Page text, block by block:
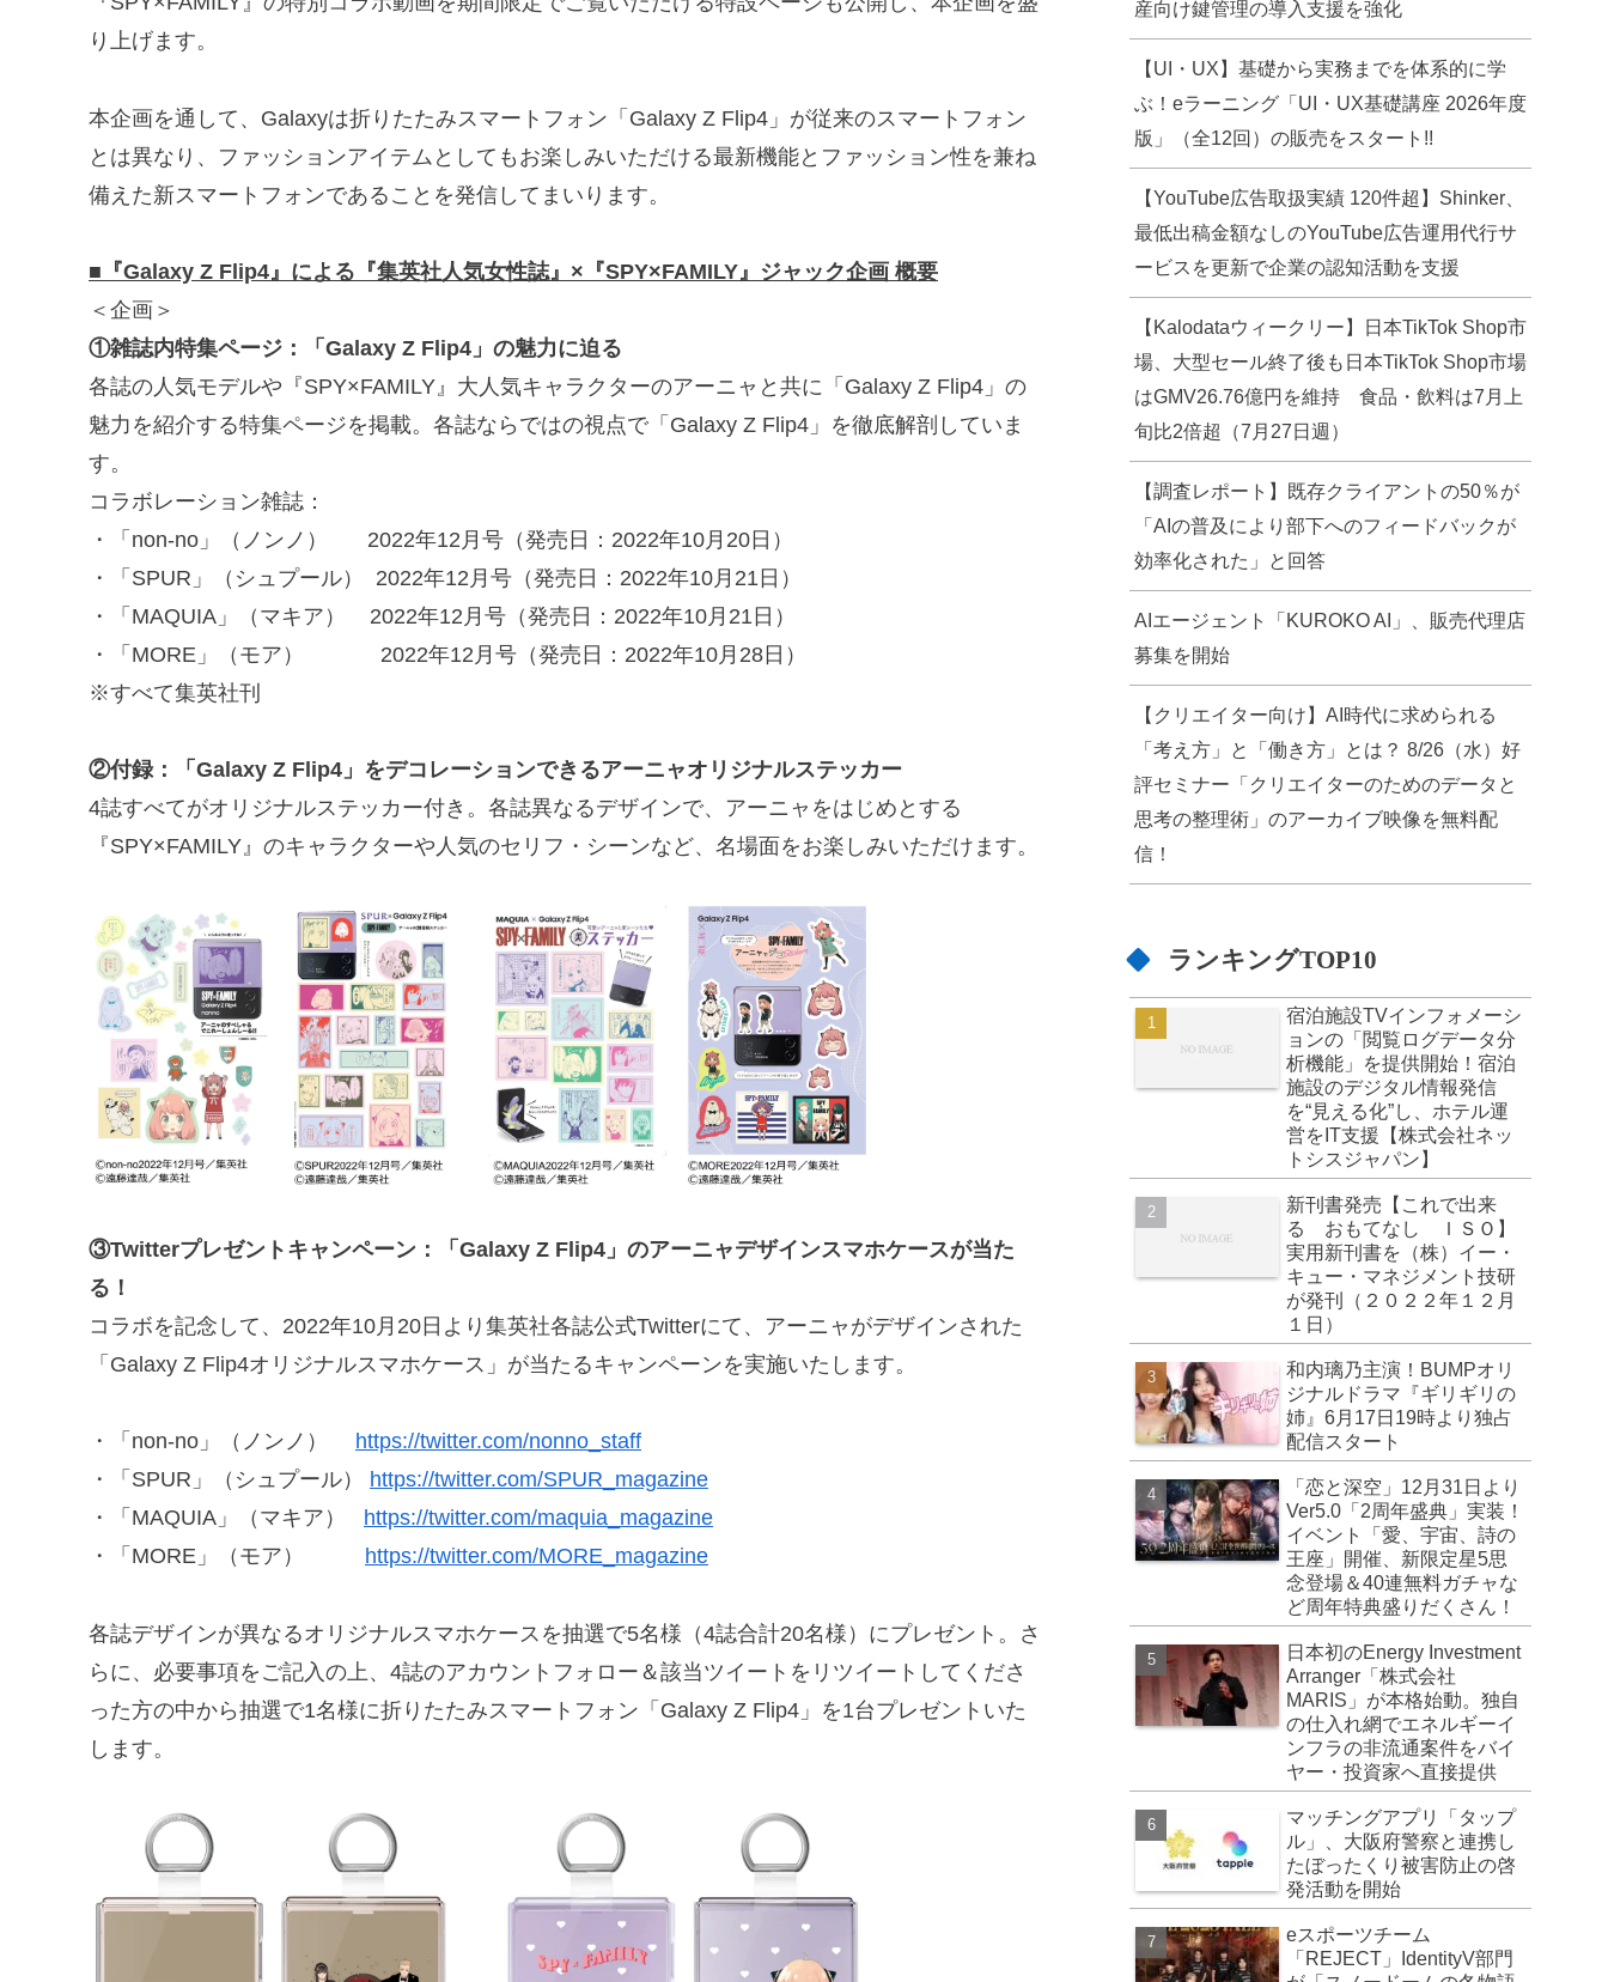
り上げます。
本企画を通して、Galaxyは折りたたみスマートフォン「Galaxy Z Flip4」が従来のスマートフォン
とは異なり、ファッションアイテムとしてもお楽しみいただける最新機能とファッション性を兼ね
備えた新スマートフォンであることを発信してまいります。
■『Galaxy Z Flip4』による『集英社人気女性誌』×『SPY×FAMILY』ジャック企画 概要
＜企画＞
①雑誌内特集ページ：「Galaxy Z Flip4」の魅力に迫る
各誌の人気モデルや『SPY×FAMILY』大人気キャラクターのアーニャと共に「Galaxy Z Flip4」の
魅力を紹介する特集ページを掲載。各誌ならではの視点で「Galaxy Z Flip4」を徹底解剖していま
す。
コラボレーション雑誌：
・「non-no」（ノンノ） 2022年12月号（発売日：2022年10月20日）
・「SPUR」（シュプール） 2022年12月号（発売日：2022年10月21日）
・「MAQUIA」（マキア） 2022年12月号（発売日：2022年10月21日）
・「MORE」（モア） 2022年12月号（発売日：2022年10月28日）
※すべて集英社刊
②付録：「Galaxy Z Flip4」をデコレーションできるアーニャオリジナルステッカー
4誌すべてがオリジナルステッカー付き。各誌異なるデザインで、アーニャをはじめとする
『SPY×FAMILY』のキャラクターや人気のセリフ・シーンなど、名場面をお楽しみいただけます。
③Twitterプレゼントキャンペーン：「Galaxy Z Flip4」のアーニャデザインスマホケースが当た
る！
コラボを記念して、2022年10月20日より集英社各誌公式Twitterにて、アーニャがデザインされた
「Galaxy Z Flip4オリジナルスマホケース」が当たるキャンペーンを実施いたします。
・「non-no」（ノンノ） https://twitter.com/nonno_staff
・「SPUR」（シュプール） https://twitter.com/SPUR_magazine
・「MAQUIA」（マキア） https://twitter.com/maquia_magazine
・「MORE」（モア） https://twitter.com/MORE_magazine
各誌デザインが異なるオリジナルスマホケースを抽選で5名様（4誌合計20名様）にプレゼント。さ
らに、必要事項をご記入の上、4誌のアカウントフォロー＆該当ツイートをリツイートしてくださ
った方の中から抽選で1名様に折りたたみスマートフォン「Galaxy Z Flip4」を1台プレゼントいた
します。
産向け鍵管理の導入支援を強化
【UI・UX】基礎から実務までを体系的に学
ぶ！eラーニング「UI・UX基礎講座 2026年度
版」（全12回）の販売をスタート!!
【YouTube広告取扱実績 120件超】Shinker、
最低出稿金額なしのYouTube広告運用代行サ
ービスを更新で企業の認知活動を支援
【Kalodataウィークリー】日本TikTok Shop市
場、大型セール終了後も日本TikTok Shop市場
はGMV26.76億円を維持 食品・飲料は7月上
旬比2倍超（7月27日週）
【調査レポート】既存クライアントの50％が
「AIの普及により部下へのフィードバックが
効率化された」と回答
AIエージェント「KUROKO AI」、販売代理店
募集を開始
【クリエイター向け】AI時代に求められる
「考え方」と「働き方」とは？ 8/26（水）好
評セミナー「クリエイターのためのデータと
思考の整理術」のアーカイブ映像を無料配
信！
ランキングTOP10
宿泊施設TVインフォメーシ
ョンの「閲覧ログデータ分
析機能」を提供開始！宿泊
施設のデジタル情報発信
を“見える化”し、ホテル運
営をIT支援【株式会社ネッ
トシスジャパン】
新刊書発売【これで出来
る おもてなし ＩＳＯ】
実用新刊書を（株）イー・
キュー・マネジメント技研
が発刊（２０２２年１２月
１日）
和内璃乃主演！BUMPオリ
ジナルドラマ『ギリギリの
姉』6月17日19時より独占
配信スタート
「恋と深空」12月31日より
Ver5.0「2周年盛典」実装！
イベント「愛、宇宙、詩の
王座」開催、新限定星5思
念登場＆40連無料ガチャな
ど周年特典盛りだくさん！
日本初のEnergy Investment
Arranger「株式会社
MARIS」が本格始動。独自
の仕入れ網でエネルギーイ
ンフラの非流通案件をバイ
ヤー・投資家へ直接提供
マッチングアプリ「タップ
ル」、大阪府警察と連携し
たぼったくり被害防止の啓
発活動を開始
eスポーツチーム
「REJECT」IdentityV部門